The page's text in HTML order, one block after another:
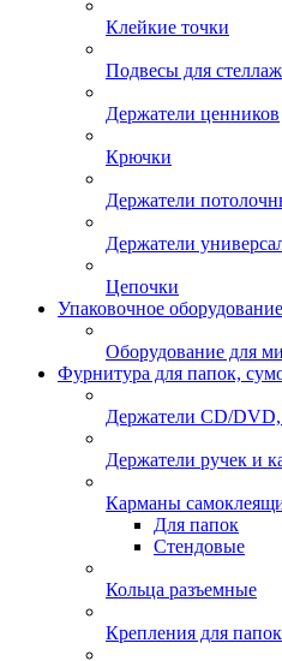
Клейкие точки
Подвесы для
Держатели ценников
Крючки
Держатели
Держатели
Цепочки
Упаковочное оборудование
Оборудование для
Фурнитура для папок,
Держатели CD/
Держатели ручек и
Карманы
Для папок
Стендовые
Кольца разъемные
Крепления для папок